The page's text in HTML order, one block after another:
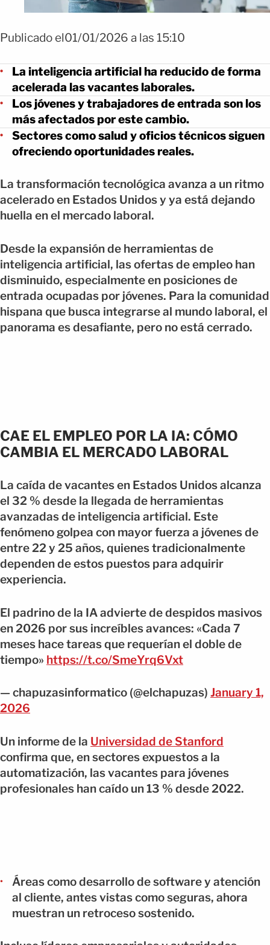
Publicado el01/01/2026 a las 15:10
La inteligencia artificial ha reducido de forma
acelerada las vacantes laborales.
Los jóvenes y trabajadores de entrada son los
más afectados por este cambio.
Sectores como salud y oficios técnicos siguen
ofreciendo oportunidades reales.
La transformación tecnológica avanza a un ritmo
acelerado en Estados Unidos y ya está dejando
huella en el mercado laboral.
Desde la expansión de herramientas de
inteligencia artificial, las ofertas de empleo han
disminuido, especialmente en posiciones de
entrada ocupadas por jóvenes. Para la comunidad
hispana que busca integrarse al mundo laboral, el
panorama es desafiante, pero no está cerrado.
CAE EL EMPLEO POR LA IA: CÓMO
CAMBIA EL MERCADO LABORAL
La caída de vacantes en Estados Unidos alcanza
el 32 % desde la llegada de herramientas
avanzadas de inteligencia artificial. Este
fenómeno golpea con mayor fuerza a jóvenes de
entre 22 y 25 años, quienes tradicionalmente
dependen de estos puestos para adquirir
experiencia.
El padrino de la IA advierte de despidos masivos
en 2026 por sus increíbles avances: «Cada 7
meses hace tareas que requerían el doble de
tiempo» https://t.co/SmeYrq6Vxt
— chapuzasinformatico (@elchapuzas) January 1,
2026
Un informe de la Universidad de Stanford
confirma que, en sectores expuestos a la
automatización, las vacantes para jóvenes
profesionales han caído un 13 % desde 2022.
Áreas como desarrollo de software y atención
al cliente, antes vistas como seguras, ahora
muestran un retroceso sostenido.